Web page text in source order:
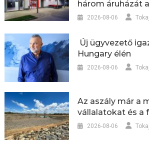
három áruházát
2026-08-06
Új ügyvezető
Hungary élén
2026-08-06
Az aszály már a
vállalatokat és a
2026-08-06